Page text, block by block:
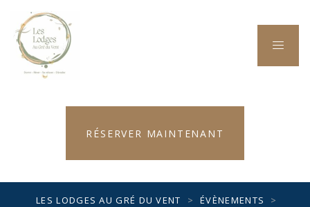
RÉSERVER MAINTENANT
LES LODGES AU GRÉ DU VENT > ÉVÈNEMENTS
>